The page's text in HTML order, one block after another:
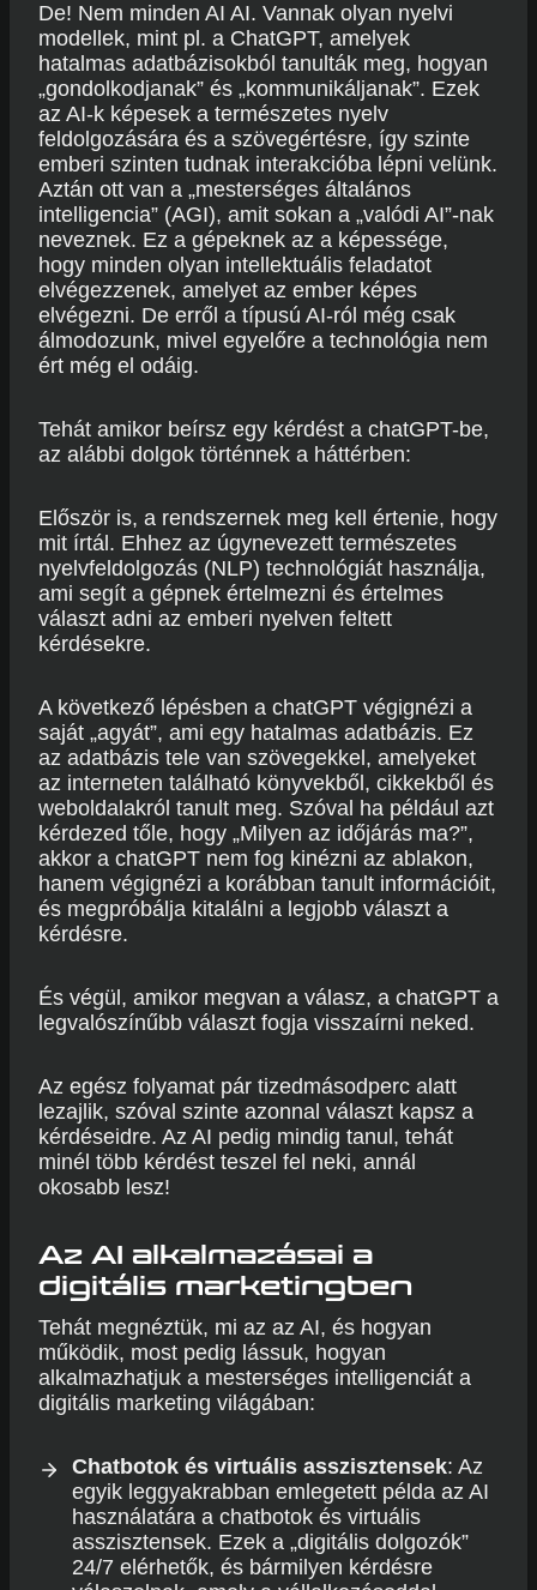
De! Nem minden AI AI. Vannak olyan nyelvi
modellek, mint pl. a ChatGPT, amelyek
hatalmas adatbázisokból tanulták meg, hogyan
„gondolkodjanak” és „kommunikáljanak”. Ezek
az AI-k képesek a természetes nyelv
feldolgozására és a szövegértésre, így szinte
emberi szinten tudnak interakcióba lépni velünk.
Aztán ott van a „mesterséges általános
intelligencia” (AGI), amit sokan a „valódi AI”-nak
neveznek. Ez a gépeknek az a képessége,
hogy minden olyan intellektuális feladatot
elvégezzenek, amelyet az ember képes
elvégezni. De erről a típusú AI-ról még csak
álmodozunk, mivel egyelőre a technológia nem
ért még el odáig.
Tehát amikor beírsz egy kérdést a chatGPT-be,
az alábbi dolgok történnek a háttérben:
Először is, a rendszernek meg kell értenie, hogy
mit írtál. Ehhez az úgynevezett természetes
nyelvfeldolgozás (NLP) technológiát használja,
ami segít a gépnek értelmezni és értelmes
választ adni az emberi nyelven feltett
kérdésekre.
A következő lépésben a chatGPT végignézi a
saját „agyát”, ami egy hatalmas adatbázis. Ez
az adatbázis tele van szövegekkel, amelyeket
az interneten található könyvekből, cikkekből és
weboldalakról tanult meg. Szóval ha például azt
kérdezed tőle, hogy „Milyen az időjárás ma?”,
akkor a chatGPT nem fog kinézni az ablakon,
hanem végignézi a korábban tanult információit,
és megpróbálja kitalálni a legjobb választ a
kérdésre.
És végül, amikor megvan a válasz, a chatGPT a
legvalószínűbb választ fogja visszaírni neked.
Az egész folyamat pár tizedmásodperc alatt
lezajlik, szóval szinte azonnal választ kapsz a
kérdéseidre. Az AI pedig mindig tanul, tehát
minél több kérdést teszel fel neki, annál
okosabb lesz!
Az AI alkalmazásai a
digitális marketingben
Tehát megnéztük, mi az az AI, és hogyan
működik, most pedig lássuk, hogyan
alkalmazhatjuk a mesterséges intelligenciát a
digitális marketing világában:
Chatbotok és virtuális asszisztensek: Az
egyik leggyakrabban emlegetett példa az AI
használatára a chatbotok és virtuális
asszisztensek. Ezek a „digitális dolgozók”
24/7 elérhetők, és bármilyen kérdésre